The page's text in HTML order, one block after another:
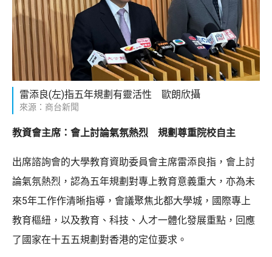
雷添良(左)指五年規劃有靈活性 歐朗欣攝
來源：商台新聞
教資會主席：會上討論氣氛熱烈 規劃尊重院校自主
出席諮詢會的大學教育資助委員會主席雷添良指，會上討
論氣氛熱烈，認為五年規劃對專上教育意義重大，亦為未
來5年工作作清晰指導，會議聚焦北都大學城，國際專上
教育樞紐，以及教育、科技、人才一體化發展重點，回應
了國家在十五五規劃對香港的定位要求。